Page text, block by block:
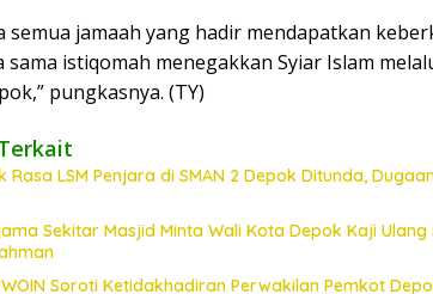
semua jamaah yang hadir mendapatkan
sama istiqomah menegakkan Syiar Islam
pungkasnya. (TY)
Rasa LSM Penjara di SMAN 2 Depok Ditunda,
Sekitar Masjid Minta Wali Kota Depok Kaji Ulang
Soroti Ketidakhadiran Perwakilan Pemkot